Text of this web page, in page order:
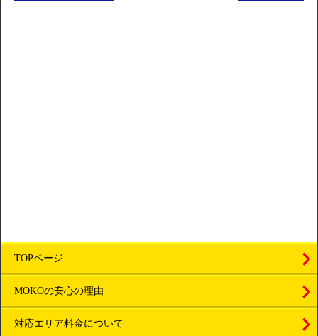
TOPページ
MOKOの安心の理由
対応エリア料金について